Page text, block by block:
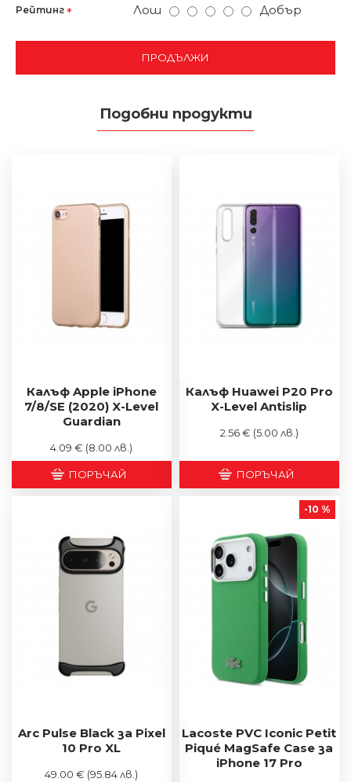
Рейтинг Лош Добър
ПРОДЪЛЖИ
Подобни продукти
Калъф Apple iPhone
7/8/SE (2020) X-Level
Guardian
4.09 € (8.00 лв.)
ПОРЪЧАЙ
Калъф Huawei P20 Pro
X-Level Antislip
2.56 € (5.00 лв.)
ПОРЪЧАЙ
Arc Pulse Black за Pixel
10 Pro XL
49.00 € (95.84 лв.)
-10 %
Lacoste PVC Iconic Petit
Piqué MagSafe Case за
iPhone 17 Pro